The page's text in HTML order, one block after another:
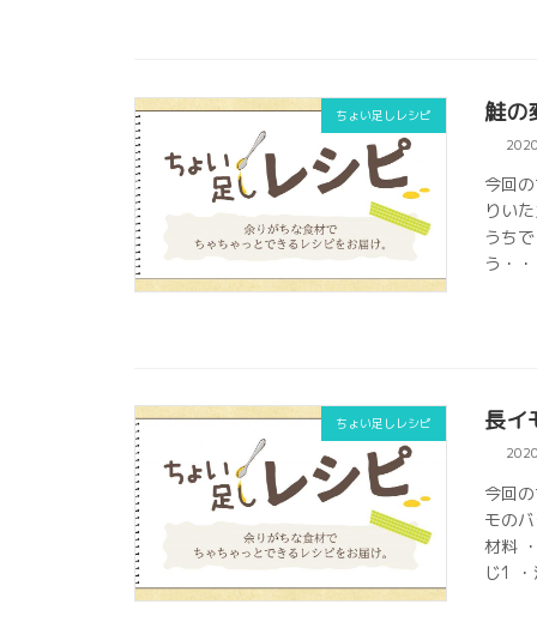
ちょい足しレシピ 鮭の
今回
りい
うち
う・
ちょい足しレシピ 長イ
今回
モの
材料
じ1